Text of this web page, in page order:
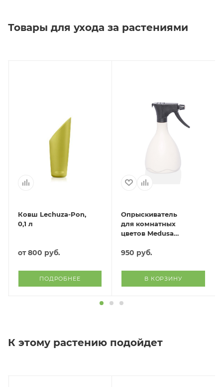
Товары для ухода за растениями
Ковш Lechuza-Pon,
0,1 л
от800 руб.
ПОДРОБНЕЕ
Опрыскиватель
для комнатных
цветов Medusa
950 руб.
В КОРЗИНУ
К этому растению подойдет